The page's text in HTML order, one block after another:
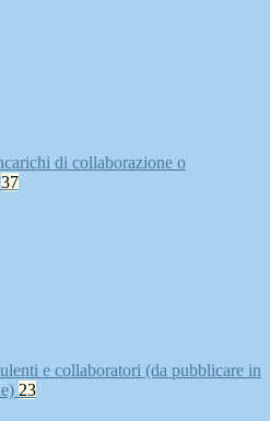
di collaborazione o
37
e collaboratori (da pubblicare in
23